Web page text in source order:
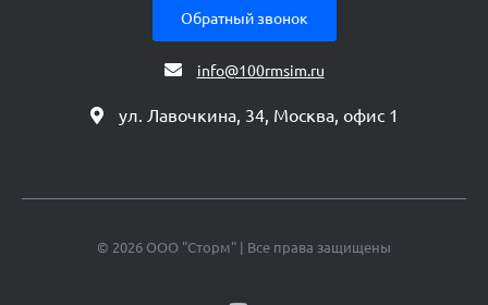
Обратный звонок
info@100rmsim.ru
ул. Лавочкина, 34, Москва, офис 1
© 2026 ООО "Сторм" | Все права защищены